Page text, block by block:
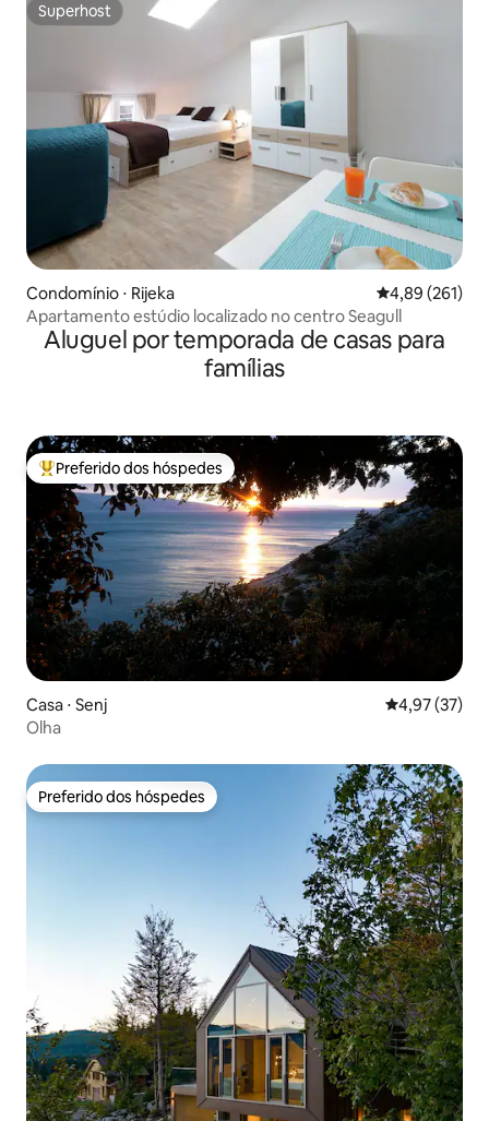
Superhost
Superhost
Condomínio ⋅ Rijeka 4,89 de uma
4,89 (261)
Apartamento estúdio localizado no centro Seagull
Aluguel por temporada de casas para
famílias
Entre os melhores preferidos dos hóspedes
Preferido dos hóspedes
Casa ⋅ Senj 4,97 de uma
4,97 (37)
Olha
Preferido dos hóspedes
Preferido dos hóspedes